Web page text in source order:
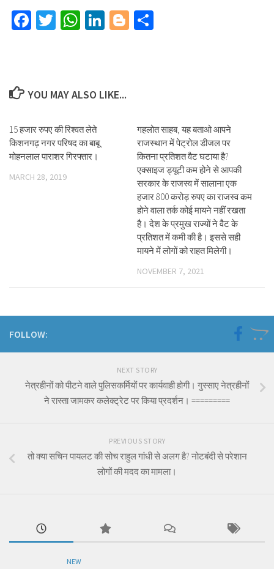
Facebook
TwitterWhatsApp
LinkedIn
Blogger
YOU MAY ALSO LIKE...
15 हजार रुपए की रिश्वत लेते
किशनगढ़ नगर परिषद का बाबू
मोहनलाल पाराशर गिरफ्तार।
MARCH 28, 2019
गहलोत साहब, यह बताओ आपने
राजस्थान में पेट्रोल डीजल पर
कितना प्रतिशत वैट घटाया है?
एक्साइज ड्यूटी कम होने से आपकी
सरकार के राजस्व में सालाना एक
हजार 800 करोड़ रुपए का राजस्व कम
होने वाला तर्क कोई मायने नहीं रखता
है। देश के प्रमुख राज्यों ने वैट के
प्रतिशत में कमी की है। इससे सही
मायने में लोगों को राहत मिलेगी।
NOVEMBER 7, 2021
FOLLOW:
NEXT STORY
नेत्रहीनों को पीटने वाले पुलिसकर्मियों पर कार्यवाही होगी। गुस्साए नेत्रहीनों
ने रास्ता जामकर कलेक्ट्रेट पर किया प्रदर्शन। =========
PREVIOUS STORY
तो क्या सचिन पायलट की सोच राहुल गांधी से अलग है? नोटबंदी से परेशान
लोगों की मदद का मामला।
NEW